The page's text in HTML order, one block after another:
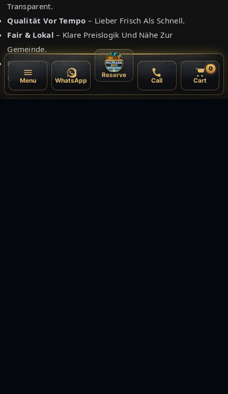
Transparent.
Qualität Vor Tempo – Lieber Frisch Als Schnell.
Fair & Lokal – Klare Preislogik Und Nähe Zur
Gemeinde.
Freundlich & Nahbar – Wir Hören Zu Und Verbessern
Uns.Menu WhatsApp
Reserve
Call Cart
0